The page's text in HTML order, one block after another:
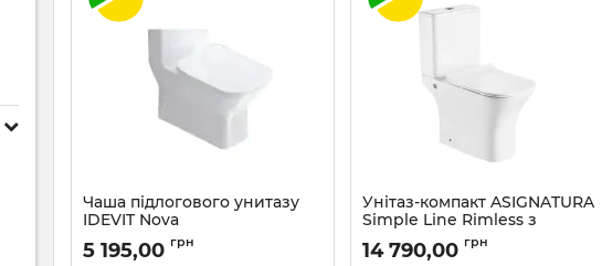
Чаша підлогового унитазу
IDEVIT Nova
Артикул:3504-0316
5 195,00 грн
Унітаз-компакт ASIGNATURA
Simple Line Rimless з
сидінням, функцією біде та
змішувачем
14 790,00 грн